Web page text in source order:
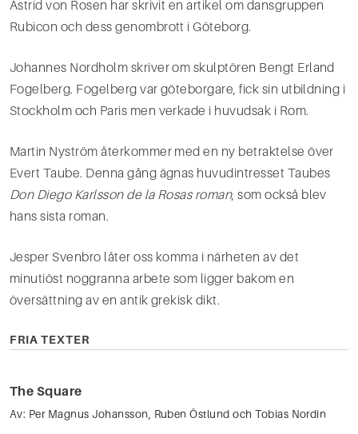
Astrid von Rosen har skrivit en artikel om dansgruppen
Rubicon och dess genombrott i Göteborg.
Johannes Nordholm skriver om skulptören Bengt Erland
Fogelberg. Fogel­berg var göteborgare, fick sin utbildning i
Stockholm och Paris men verkade i huvudsak i Rom.
Martin Nyström återkommer med en ny betraktelse över
Evert Taube. Denna gång ägnas huvudintres­set Taubes
Don Diego Karlsson de la Rosas roman, som också blev
hans sista roman.
Jesper Svenbro låter oss komma i närheten av det
minutiöst noggranna arbete som ligger bakom en
översättning av en antik grekisk dikt.
FRIA TEXTER
The Square
Av: Per Magnus Johansson Ruben Östlund ochTobias Nordin